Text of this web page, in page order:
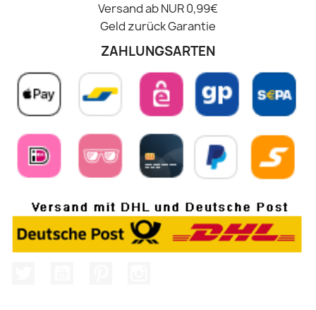
Versand ab NUR 0,99€
Geld zurück Garantie
ZAHLUNGSARTEN